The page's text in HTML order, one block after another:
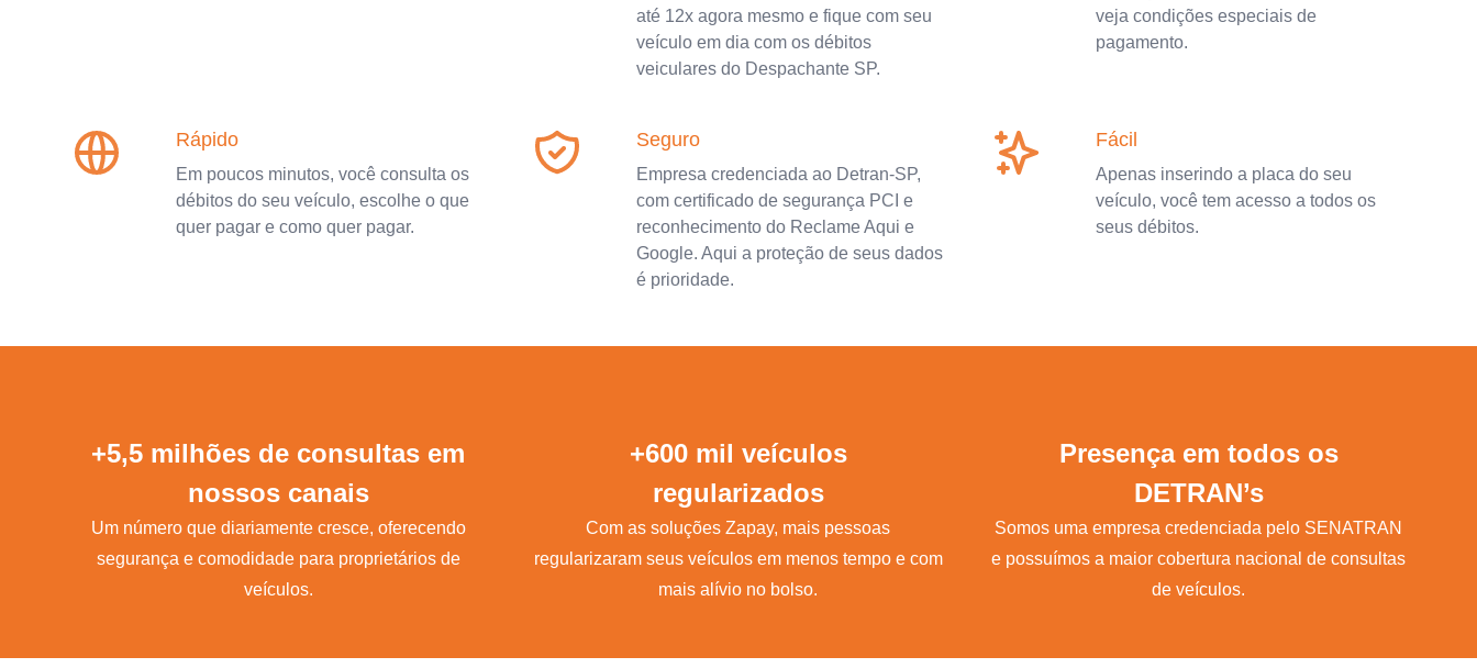
até 12x agora mesmo e fique com seu
veículo em dia com os débitos
veiculares do Despachante SP.
veja condições especiais de
pagamento.
Rápido
Em poucos minutos, você consulta os
débitos do seu veículo, escolhe o que
quer pagar e como quer pagar.
Seguro
Empresa credenciada ao Detran-SP,
com certificado de segurança PCI e
reconhecimento do Reclame Aqui e
Google. Aqui a proteção de seus dados
é prioridade.
Fácil
Apenas inserindo a placa do seu
veículo, você tem acesso a todos os
seus débitos.
+5,5 milhões de consultas em
nossos canais
Um número que diariamente cresce, oferecendo
segurança e comodidade para proprietários de
veículos.
+600 mil veículos
regularizados
Com as soluções Zapay, mais pessoas
regularizaram seus veículos em menos tempo e com
mais alívio no bolso.
Presença em todos os
DETRAN’s
Somos uma empresa credenciada pelo SENATRAN
e possuímos a maior cobertura nacional de consultas
de veículos.